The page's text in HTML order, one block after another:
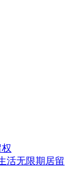
活无限期居留